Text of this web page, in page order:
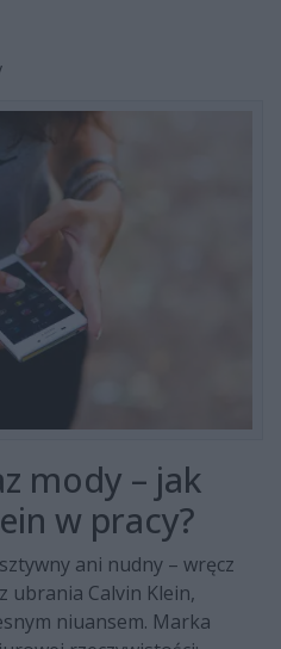
mody – jak
w pracy?
ani nudny – wręcz
ubrania Calvin Klein,
niuansem. Marka